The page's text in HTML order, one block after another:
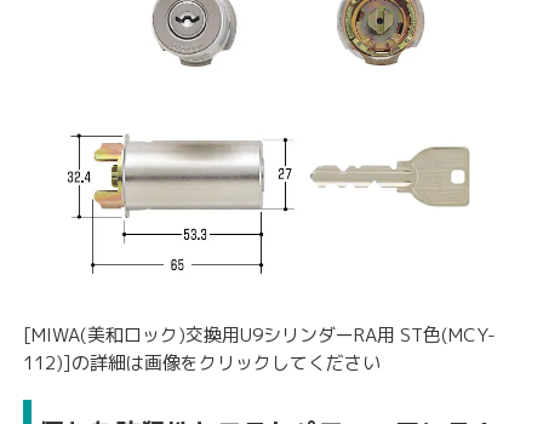
[MIWA(美和ロック)交換用U9シリンダーRA用 ST色(MCY-
112)]の詳細は画像をクリックしてください